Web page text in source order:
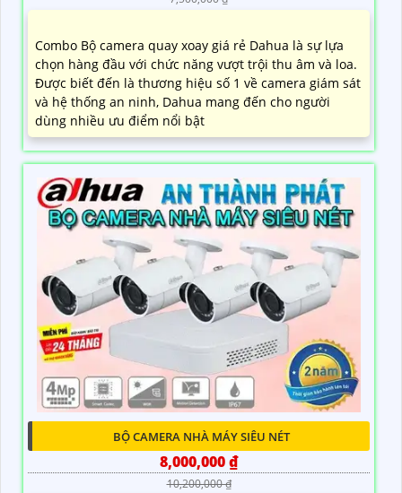
Combo Bộ camera quay xoay giá rẻ Dahua là sự lựa
chọn hàng đầu với chức năng vượt trội thu âm và loa.
Được biết đến là thương hiệu số 1 về camera giám sát
và hệ thống an ninh, Dahua mang đến cho người
dùng nhiều ưu điểm nổi bật
BỘ CAMERA NHÀ MÁY SIÊU NÉT
8,000,000 ₫
10,200,000 ₫